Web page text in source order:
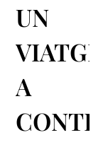
UN
VIATGE
A